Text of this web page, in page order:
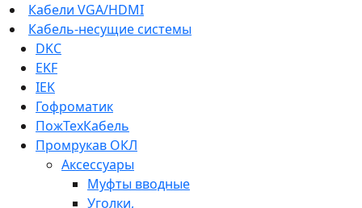
Кабели VGA/HDMI
Кабель-несущие системы
DKC
EKF
IEK
Гофроматик
ПожТехКабель
Промрукав ОКЛ
Аксессуары
Муфты вводные
Уголки,